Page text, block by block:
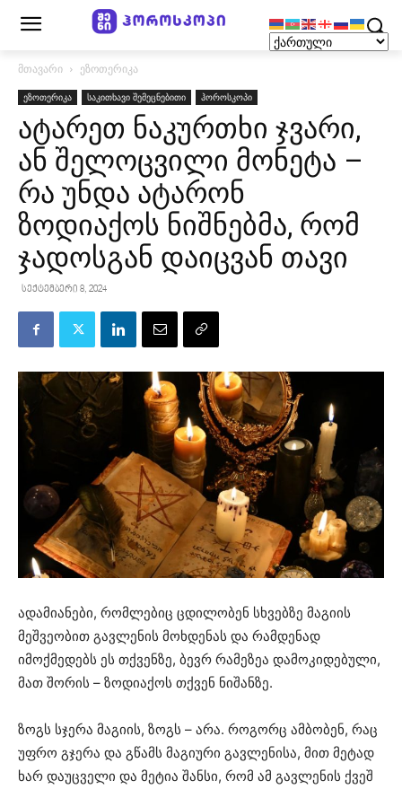
მთავარი ეზოთერიკა
ეზოთერიკა საკითხავი შემეცნებითი ჰოროსკოპი
ატარეთ ნაკურთხი ჯვარი,
ან შელოცვილი მონეტა –
რა უნდა ატარონ
ზოდიაქოს ნიშნებმა, რომ
ჯადოსგან დაიცვან თავი
სექტემბერი 8, 2024
ადამიანები, რომლებიც ცდილობენ სხვებზე მაგიის
მეშვეობით გავლენის მოხდენას და რამდენად
იმოქმედებს ეს თქვენზე, ბევრ რამეზეა დამოკიდებული,
მათ შორის – ზოდიაქოს თქვენ ნიშანზე.
ზოგს სჯერა მაგიის, ზოგს – არა. როგორც ამბობენ, რაც
უფრო გჯერა და გწამს მაგიური გავლენისა, მით მეტად
ხარ დაუცველი და მეტია შანსი, რომ ამ გავლენის ქვეშ